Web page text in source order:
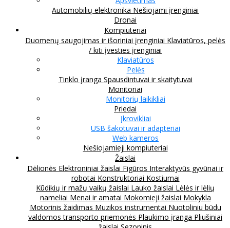
Automobilių elektronika Nešiojami įrenginiai
Dronai
Kompiuteriai
Duomenų saugojimas ir išoriniai įrenginiai Klaviatūros, pelės
/ kiti įvesties įrenginiai
Klaviatūros
Pelės
Tinklo įranga Spausdintuvai ir skaitytuvai
Monitoriai
Monitorių laikikliai
Priedai
Įkrovikliai
USB šakotuvai ir adapteriai
Web kameros
Nešiojamieji kompiuteriai
Žaislai
Dėlionės Elektroniniai žaislai Figūros Interaktyvūs gyvūnai ir
robotai Konstruktoriai Kostiumai
Kūdikių ir mažų vaikų žaislai Lauko žaislai Lėlės ir lėlių
nameliai Menai ir amatai Mokomieji žaislai Mokykla
Motorinis žaidimas Muzikos instrumentai Nuotoliniu būdu
valdomos transporto priemonės Plaukimo įranga Pliušiniai